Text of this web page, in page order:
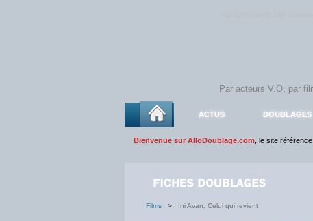
ACTUS DOUBLAGES
Bienvenue sur AlloDoublage.com , le site
Films > Ini Avan, Celui qui revient